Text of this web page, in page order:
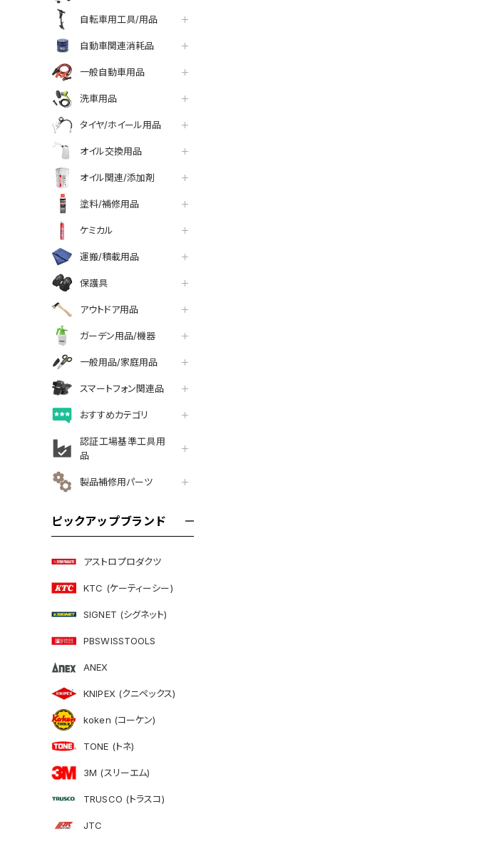
自転車用工具/用品
自動車関連消耗品
一般自動車用品
洗車用品
タイヤ/ホイール用品
オイル交換用品
オイル関連/添加剤
塗料/補修用品
ケミカル
運搬/積載用品
保護具
アウトドア用品
ガーデン用品/機器
一般用品/家庭用品
スマートフォン関連品
おすすめカテゴリ
認証工場基準工具用
品
製品補修用パーツ
ピックアップブランド
アストロプロダクツ
KTC (ケーティーシー)
SIGNET (シグネット)
PBSWISSTOOLS
ANEX
KNIPEX (クニペックス)
koken (コーケン)
TONE (トネ)
3M (スリーエム)
TRUSCO (トラスコ)
JTC